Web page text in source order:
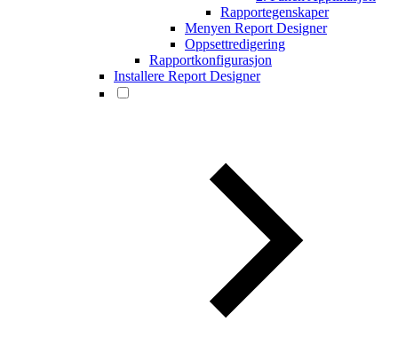
Rapportegenskaper
Menyen Report Designer
Oppsettredigering
Rapportkonfigurasjon
Installere Report Designer